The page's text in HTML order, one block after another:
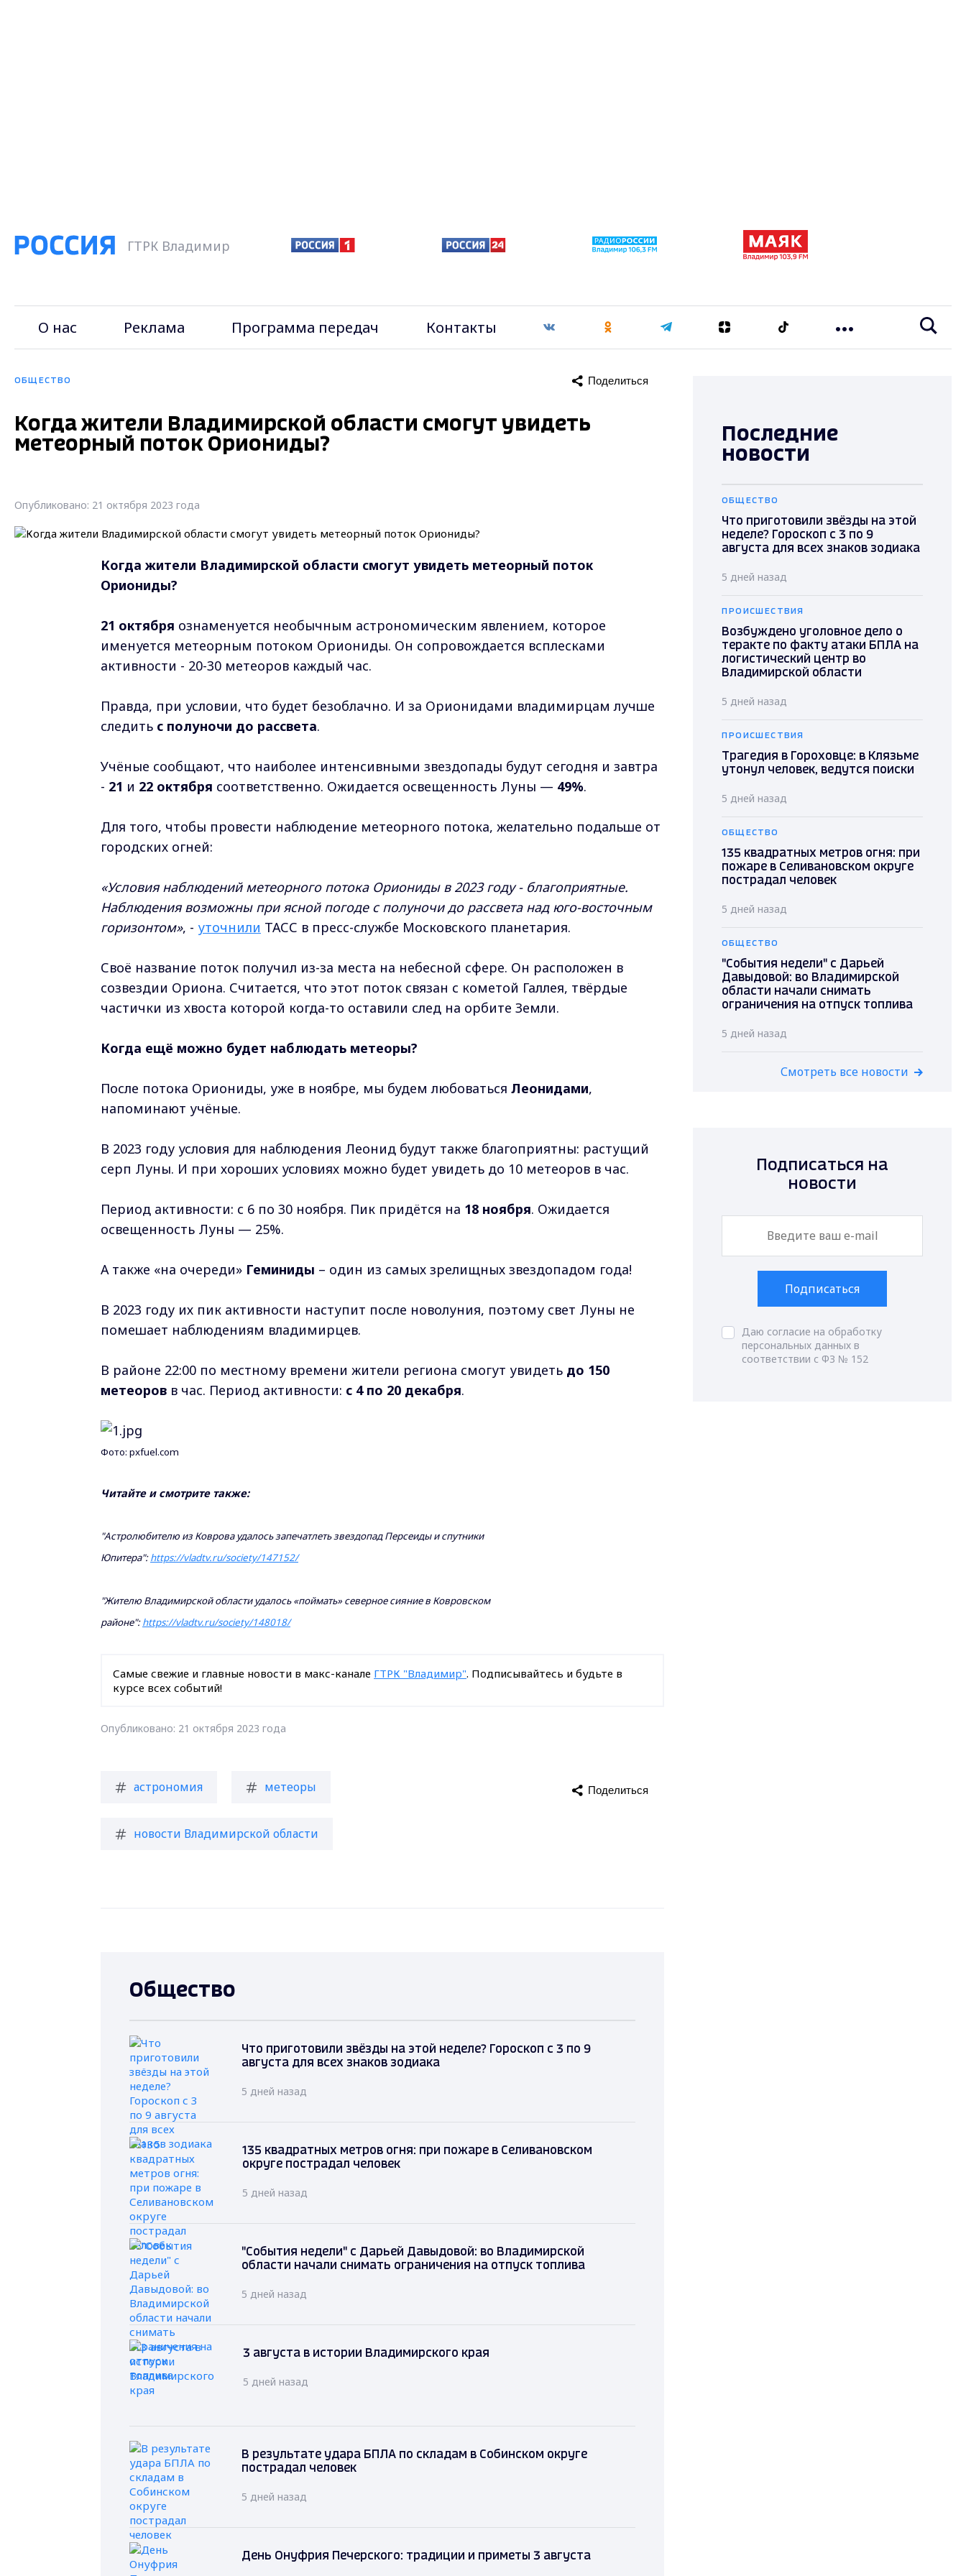
ГТРК Владимир
О нас Реклама Программа передач Контакты
ОБЩЕСТВО Поделиться
Когда жители Владимирской области смогут увидеть
метеорный поток Ориониды?
Опубликовано: 21 октября 2023 года
Когда жители Владимирской области смогут увидеть метеорный поток
Ориониды?
21 октября ознаменуется необычным астрономическим явлением, которое
именуется метеорным потоком Ориониды. Он сопровождается всплесками
активности - 20-30 метеоров каждый час.
Правда, при условии, что будет безоблачно. И за Орионидами владимирцам лучше
следить с полуночи до рассвета.
Учёные сообщают, что наиболее интенсивными звездопады будут сегодня и завтра
- 21 и 22 октября соответственно. Ожидается освещенность Луны — 49%.
Для того, чтобы провести наблюдение метеорного потока, желательно подальше от
городских огней:
«Условия наблюдений метеорного потока Ориониды в 2023 году - благоприятные.
Наблюдения возможны при ясной погоде с полуночи до рассвета над юго-восточным
горизонтом», - уточнили ТАСС в пресс-службе Московского планетария.
Своё название поток получил из-за места на небесной сфере. Он расположен в
созвездии Ориона. Считается, что этот поток связан с кометой Галлея, твёрдые
частички из хвоста которой когда-то оставили след на орбите Земли.
Когда ещё можно будет наблюдать метеоры?
После потока Ориониды, уже в ноябре, мы будем любоваться Леонидами,
напоминают учёные.
В 2023 году условия для наблюдения Леонид будут также благоприятны: растущий
серп Луны. И при хороших условиях можно будет увидеть до 10 метеоров в час.
Период активности: с 6 по 30 ноября. Пик придётся на 18 ноября. Ожидается
освещенность Луны — 25%.
А также «на очереди» Геминиды – один из самых зрелищных звездопадом года!
В 2023 году их пик активности наступит после новолуния, поэтому свет Луны не
помешает наблюдениям владимирцев.
В районе 22:00 по местному времени жители региона смогут увидеть до 150
метеоров в час. Период активности: с 4 по 20 декабря.
Фото: pxfuel.com
Читайте и смотрите также:
"Астролюбителю из Коврова удалось запечатлеть звездопад Персеиды и спутники
Юпитера":https://vladtv.ru/society/147152/
"Жителю Владимирской области удалось «поймать» северное сияние в Ковровском
районе":https://vladtv.ru/society/148018/
Самые свежие и главные новости в макс-канале ГТРК "Владимир". Подписывайтесь и будьте в
курсе всех событий!
Опубликовано: 21 октября 2023 года
астрономия метеоры
новости Владимирской области
Поделиться
Общество
Что приготовили звёзды на этой неделе? Гороскоп с 3 по 9
августа для всех знаков зодиака
5 дней назад
135 квадратных метров огня: при пожаре в Селивановском
округе пострадал человек
5 дней назад
"События недели" с Дарьей Давыдовой: во Владимирской
области начали снимать ограничения на отпуск топлива
5 дней назад
3 августа в истории Владимирского края
5 дней назад
В результате удара БПЛА по складам в Собинском округе
пострадал человек
5 дней назад
День Онуфрия Печерского: традиции и приметы 3 августа
Последние
новости
ОБЩЕСТВО
Что приготовили звёзды на этой
неделе? Гороскоп с 3 по 9
августа для всех знаков зодиака
5 дней назад
ПРОИСШЕСТВИЯ
Возбуждено уголовное дело о
теракте по факту атаки БПЛА на
логистический центр во
Владимирской области
5 дней назад
ПРОИСШЕСТВИЯ
Трагедия в Гороховце: в Клязьме
утонул человек, ведутся поиски
5 дней назад
ОБЩЕСТВО
135 квадратных метров огня: при
пожаре в Селивановском округе
пострадал человек
5 дней назад
ОБЩЕСТВО
"События недели" с Дарьей
Давыдовой: во Владимирской
области начали снимать
ограничения на отпуск топлива
5 дней назад
Смотреть все новости
Подписаться на
новости
Подписаться
Даю согласие на обработку
персональных данных в
соответствии с ФЗ № 152